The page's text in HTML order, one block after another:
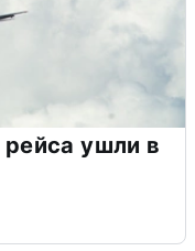
ушли в